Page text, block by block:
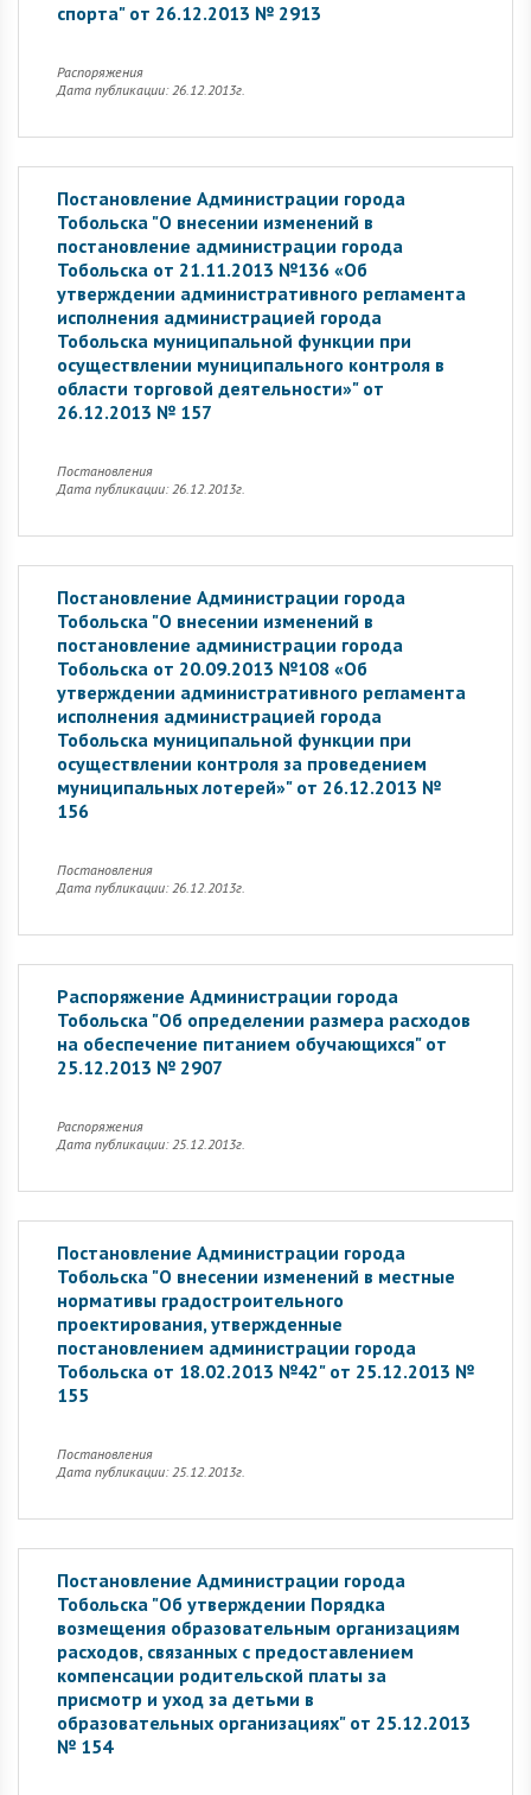
спорта" от 26.12.2013 № 2913
Распоряжения
Дата публикации: 26.12.2013г.
Постановление Администрации города
Тобольска "О внесении изменений в
постановление администрации города
Тобольска от 21.11.2013 №136 «Об
утверждении административного регламента
исполнения администрацией города
Тобольска муниципальной функции при
осуществлении муниципального контроля в
области торговой деятельности»" от
26.12.2013 № 157
Постановления
Дата публикации: 26.12.2013г.
Постановление Администрации города
Тобольска "О внесении изменений в
постановление администрации города
Тобольска от 20.09.2013 №108 «Об
утверждении административного регламента
исполнения администрацией города
Тобольска муниципальной функции при
осуществлении контроля за проведением
муниципальных лотерей»" от 26.12.2013 №
156
Постановления
Дата публикации: 26.12.2013г.
Распоряжение Администрации города
Тобольска "Об определении размера расходов
на обеспечение питанием обучающихся" от
25.12.2013 № 2907
Распоряжения
Дата публикации: 25.12.2013г.
Постановление Администрации города
Тобольска "О внесении изменений в местные
нормативы градостроительного
проектирования, утвержденные
постановлением администрации города
Тобольска от 18.02.2013 №42" от 25.12.2013 №
155
Постановления
Дата публикации: 25.12.2013г.
Постановление Администрации города
Тобольска "Об утверждении Порядка
возмещения образовательным организациям
расходов, связанных с предоставлением
компенсации родительской платы за
присмотр и уход за детьми в
образовательных организациях" от 25.12.2013
№ 154